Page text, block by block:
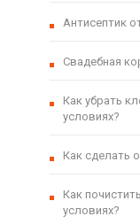
Антисептик
Свадебная
Как убрать
условиях?
Как сделать
Как
условиях?